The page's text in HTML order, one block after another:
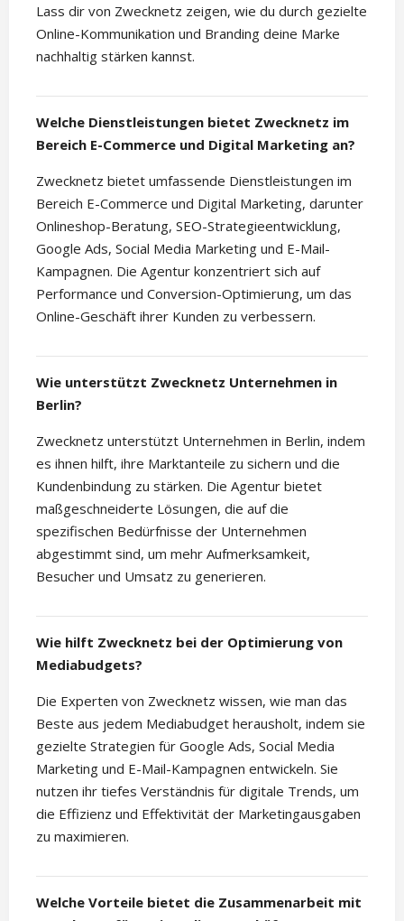
Lass dir von Zwecknetz zeigen, wie du durch gezielte
Online-Kommunikation und Branding deine Marke
nachhaltig stärken kannst.
Welche Dienstleistungen bietet Zwecknetz im
Bereich E-Commerce und Digital Marketing an?
Zwecknetz bietet umfassende Dienstleistungen im
Bereich E-Commerce und Digital Marketing, darunter
Onlineshop-Beratung, SEO-Strategieentwicklung,
Google Ads, Social Media Marketing und E-Mail-
Kampagnen. Die Agentur konzentriert sich auf
Performance und Conversion-Optimierung, um das
Online-Geschäft ihrer Kunden zu verbessern.
Wie unterstützt Zwecknetz Unternehmen in
Berlin?
Zwecknetz unterstützt Unternehmen in Berlin, indem
es ihnen hilft, ihre Marktanteile zu sichern und die
Kundenbindung zu stärken. Die Agentur bietet
maßgeschneiderte Lösungen, die auf die
spezifischen Bedürfnisse der Unternehmen
abgestimmt sind, um mehr Aufmerksamkeit,
Besucher und Umsatz zu generieren.
Wie hilft Zwecknetz bei der Optimierung von
Mediabudgets?
Die Experten von Zwecknetz wissen, wie man das
Beste aus jedem Mediabudget herausholt, indem sie
gezielte Strategien für Google Ads, Social Media
Marketing und E-Mail-Kampagnen entwickeln. Sie
nutzen ihr tiefes Verständnis für digitale Trends, um
die Effizienz und Effektivität der Marketingausgaben
zu maximieren.
Welche Vorteile bietet die Zusammenarbeit mit